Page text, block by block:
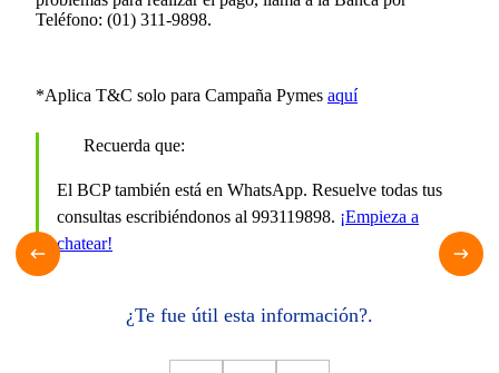
Teléfono: (01) 311-9898.
*Aplica T&C solo para Campaña Pymes aquí
Recuerda que:
El BCP también está en WhatsApp. Resuelve todas tus
consultas escribiéndonos al 993119898. ¡Empieza a
chatear!
¿Te fue útil esta información?.